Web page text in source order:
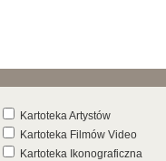
Kartoteka Artystów
Kartoteka Filmów Video
Kartoteka Ikonograficzna